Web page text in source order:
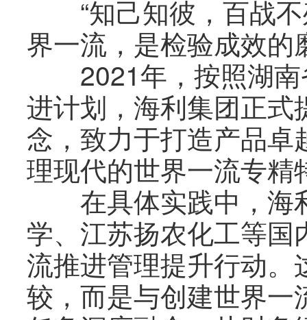
“知己知彼，百战不
界一流，是检验成效的
2021年，按照湖南
进计划，海利集团正
念，致力于打造产品
理现代的世界一流专精
在具体实践中，海
学、江苏扬农化工等
流推进管理提升行动
较，而是与创建世界一